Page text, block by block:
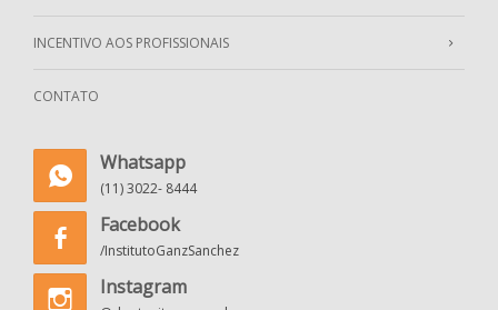
INCENTIVO AOS PROFISSIONAIS
CONTATO
Whatsapp
(11) 3022- 8444
Facebook
/InstitutoGanzSanchez
Instagram